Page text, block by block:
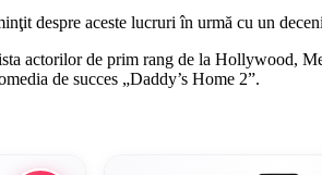
despre aceste lucruri în urmă cu un
actorilor de prim rang de la Hollywood,
de succes „Daddy’s Home 2”.